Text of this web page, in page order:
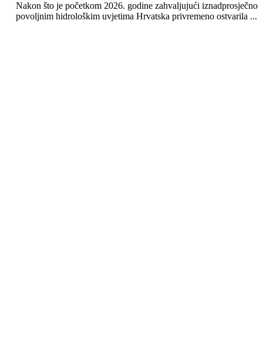
Nakon što je početkom 2026. godine zahvaljujući iznadprosječno
povoljnim hidrološkim uvjetima Hrvatska privremeno ostvarila ...